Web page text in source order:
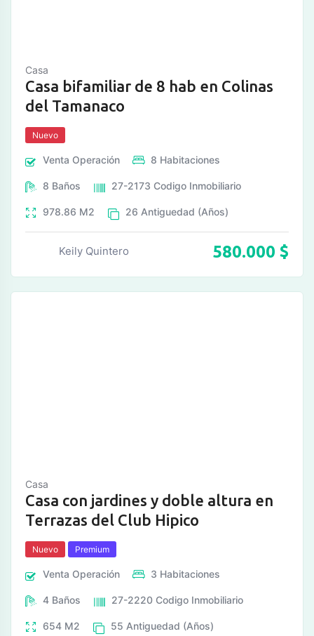
Casa
Casa bifamiliar de 8 hab en Colinas
del Tamanaco
Nuevo
Venta Operación 8 Habitaciones
8 Baños 27-2173 Codigo Inmobiliario
978.86 M2 26 Antiguedad (Años)
Keily Quintero 580.000 $
Casa
Casa con jardines y doble altura en
Terrazas del Club Hipico
Nuevo Premium
Venta Operación 3 Habitaciones
4 Baños 27-2220 Codigo Inmobiliario
654 M2 55 Antiguedad (Años)